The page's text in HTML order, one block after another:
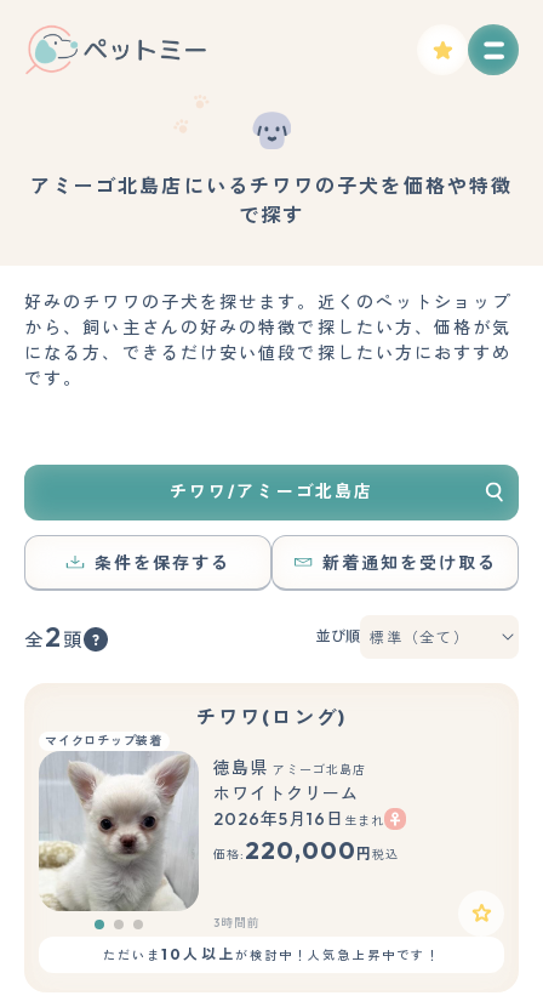
アミーゴ北島店にいるチワワの子犬を価格や特徴
で探す
好みのチワワの子犬を探せます。近くのペットショップ
から、飼い主さんの好みの特徴で探したい方、価格が気
になる方、できるだけ安い値段で探したい方におすすめ
です。
チワワ/アミーゴ北島店
条件を保存する 新着通知を受け取る
全2 頭 並び順
チワワ(ロング)
マイクロチップ装着
もっと見る
徳島県 アミーゴ北島店
ホワイトクリーム
2026年5月16日 生まれ
価格: 220,000 円 税込
3時間前
ただいま10人以上が検討中！人気急上昇中です！